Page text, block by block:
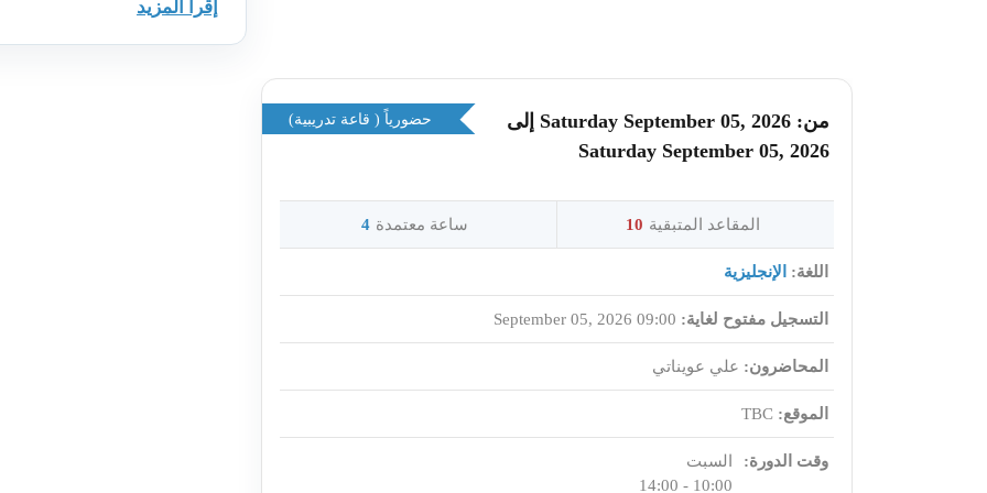
strategies for today'sإقرأ المزيد
من: Saturday September 05, 2026 إلى
Saturday September 05, 2026
حضورياً ( قاعة تدريبية)
المقاعد المتبقية 10 ساعة معتمدة 4
اللغة: الإنجليزية
التسجيل مفتوح لغاية: September 05, 2026 09:00
المحاضرون: علي عويناتي
الموقع: TBC
وقت الدورة:
السبت
10:00 - 14:00